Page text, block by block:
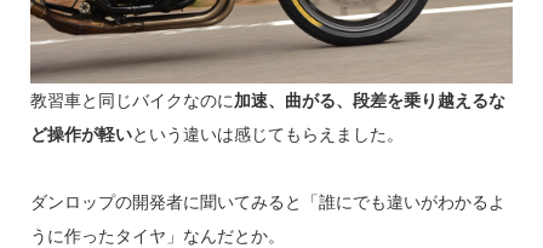
教習車と同じバイクなのに加速、曲がる、段差を乗り越えるな
ど操作が軽いという違いは感じてもらえました。
ダンロップの開発者に聞いてみると「誰にでも違いがわかるよ
うに作ったタイヤ」なんだとか。